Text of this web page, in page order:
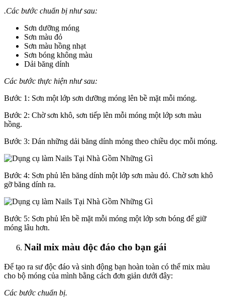
.Các bước chuẩn bị như sau:
Sơn dưỡng móng
Sơn màu đỏ
Sơn màu hồng nhạt
Sơn bóng không màu
Dải băng dính
Các bước thực hiện như sau:
Bước 1: Sơn một lớp sơn dưỡng móng lên bề mặt mỗi móng.
Bước 2: Chờ sơn khô, sơn tiếp lên mỗi móng một lớp sơn màu
hồng.
Bước 3: Dán những dải băng dính mỏng theo chiều dọc mỗi móng.
Bước 4: Sơn phủ lên băng dính một lớp sơn màu đỏ. Chờ sơn khô
gỡ băng dính ra.
Bước 5: Sơn phủ lên bề mặt mỗi móng một lớp sơn bóng để giữ
móng lâu hơn.
Nail mix màu độc đáo cho bạn gái
Để tạo ra sư độc đáo và sinh động bạn hoàn toàn có thể mix màu
cho bộ móng của mình bằng cách đơn giản dưới đây:
Các bước chuẩn bị.